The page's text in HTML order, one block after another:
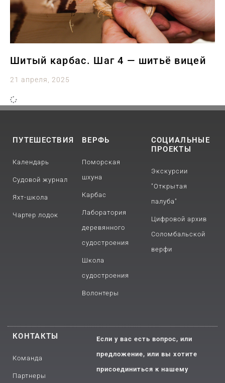
Шитый карбас. Шаг 4 — шитьё вицей
21 апреля, 2025
ПУТЕШЕСТВИЯ
Календарь
Судовой журнал
Яхт-школа
Чартер лодок
ВЕРФЬ
Поморская
шхуна
Карбас
Лаборатория
деревянного
судостроения
Школа
судостроения
Волонтеры
СОЦИАЛЬНЫЕ
ПРОЕКТЫ
Экскурсии
"Открытая
палуба"
Цифровой архив
Соломбальской
верфи
КОНТАКТЫ
Команда
Партнеры
Если у вас есть вопрос, или
предложение, или вы хотите
присоединиться к нашему